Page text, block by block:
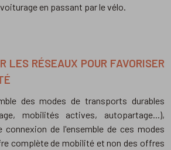
en passant par le vélo.
LES RÉSEAUX POUR FAVORISER
des modes de transports durables
mobilités actives, autopartage...),
connexion de l'ensemble de ces modes
complète de mobilité et non des offres